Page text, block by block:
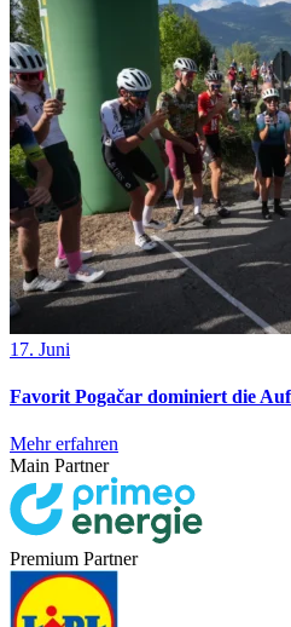
17. Juni
Favorit Pogačar dominiert die
Mehr erfahren
Main Partner
Premium Partner